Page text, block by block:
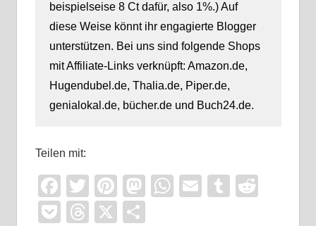
beispielseise 8 Ct dafür, also 1%.) Auf
diese Weise könnt ihr engagierte Blogger
unterstützen. Bei uns sind folgende Shops
mit Affiliate-Links verknüpft: Amazon.de,
Hugendubel.de, Thalia.de, Piper.de,
genialokal.de, bücher.de und Buch24.de.
Teilen mit:
Facebook
TwitterPinterest
Mastodon
WhatsApp
EmailTumblr
PocketThreads
X